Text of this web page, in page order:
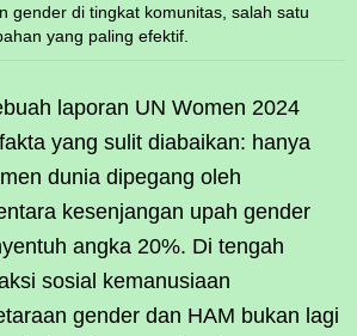
gender di tingkat komunitas, salah satu
yang paling efektif.
laporan UN Women 2024
yang sulit diabaikan: hanya
dunia dipegang oleh
kesenjangan upah gender
angka 20%. Di tengah
sosial kemanusiaan
gender dan HAM bukan lagi